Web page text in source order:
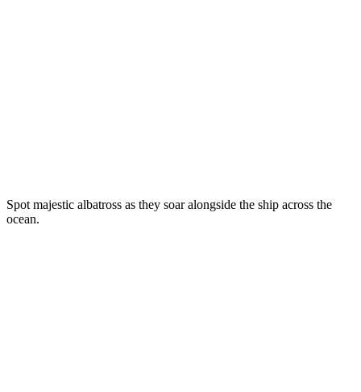
Spot majestic albatross as they soar alongside the ship across the
ocean.